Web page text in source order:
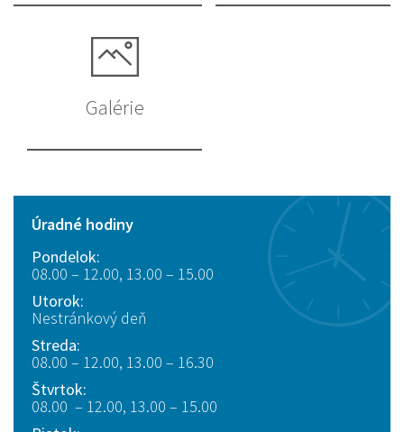
Galérie
Úradné hodiny
Pondelok:
08.00 – 12.00, 13.00 – 15.00
Utorok:
Nestránkový deň
Streda:
08.00 – 12.00, 13.00 – 16.30
Štvrtok:
08.00 – 12.00, 13.00 – 15.00